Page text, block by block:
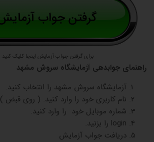
برای گرفتن جواب آزمایش اینجا کلیک کنید.
راهنمای جوابدهی آزمایشگاه سروش مشهد
آزمایشگاه سروش مشهد را انتخاب کنید.
نام کاربری خود را وارد کنید. ( روی قبض )
شماره موبایل خود را وارد کنید.
login را بزنید.
دریافت جواب آزمایش